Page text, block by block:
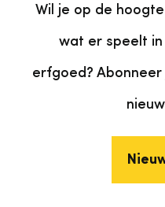
Wil je op de
wat er speelt
erfgoed?